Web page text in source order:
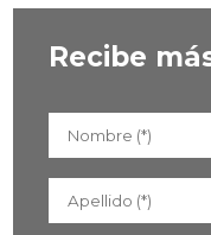
Recibe